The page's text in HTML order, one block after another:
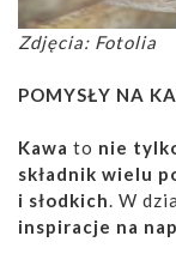
Zdjęcia: Fotolia
POMYSŁY NA
Kawa to nie
składnik wielu
i słodkich. W
inspiracje na